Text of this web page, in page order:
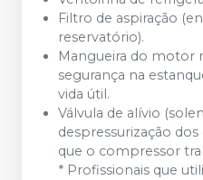
Filtro de aspiração
reservatório).
Mangueira do motor
segurança na
vida útil.
Válvula de alívio
despressurização
que o compressor
* Profissionais que